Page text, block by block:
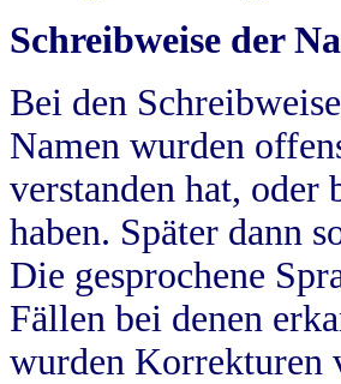
Schreibweise der
Bei den
Namen wurden
verstanden hat, oder
haben. Später dann
Die gesprochene
Fällen bei denen
wurden Korrekturen